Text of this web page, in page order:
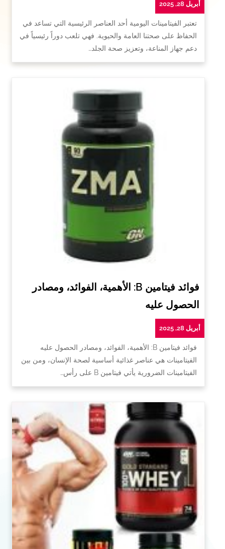
أبريل 28, 2025
تعتبر الفيتامينات اليومية أحد العناصر الرئيسية التي تساعد في
الحفاظ على صحتنا العامة والحيوية. فهي تلعب دوراً رئيسياً في
دعم جهاز المناعة، وتعزيز صحة الجلد…
فوائد فيتامين B: الأهمية، الفوائد، ومصادر
الحصول عليه
أبريل 28, 2025
فوائد فيتامين B: الأهمية، الفوائد، ومصادر الحصول عليه
الفيتامينات هي عناصر غذائية أساسية لصحة الإنسان، ومن بين
الفيتامينات الضرورية يأتي فيتامين B على رأس…